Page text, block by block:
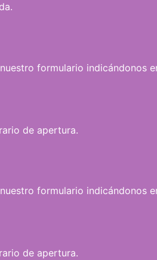
formulario indicándonos
de apertura.
formulario indicándonos
de apertura.